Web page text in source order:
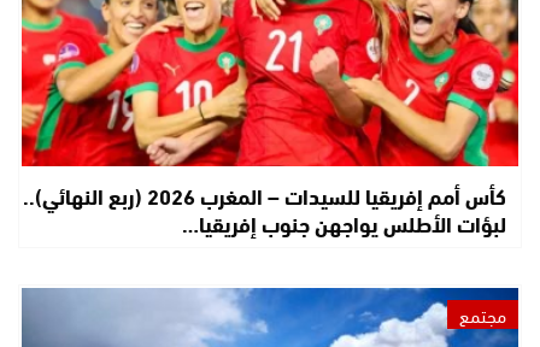
كأس أمم إفريقيا للسيدات – المغرب 2026 (ربع النهائي)..
لبؤات الأطلس يواجهن جنوب إفريقيا…
مجتمع